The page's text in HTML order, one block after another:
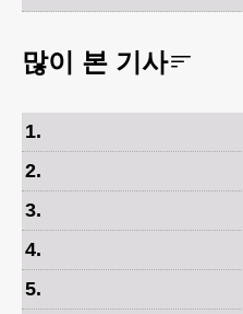
많이 본 기사
1.
2.
3.
4.
5.